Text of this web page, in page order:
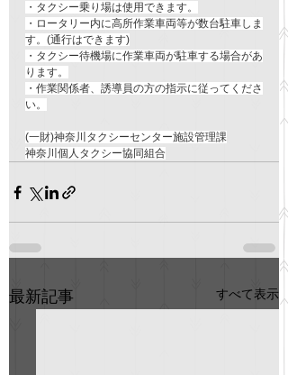
・タクシー乗り場は使用できます。
・ロータリー内に高所作業車両等が数台駐車しま
す。(通行はできます)
・タクシー待機場に作業車両が駐車する場合があ
ります。
・作業関係者、誘導員の方の指示に従ってくださ
い。
(一財)神奈川タクシーセンター施設管理課
神奈川個人タクシー協同組合
最新記事 すべて表示